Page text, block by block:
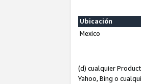
Ubicación
Mexico
(d) cualquier
Yahoo, Bing o